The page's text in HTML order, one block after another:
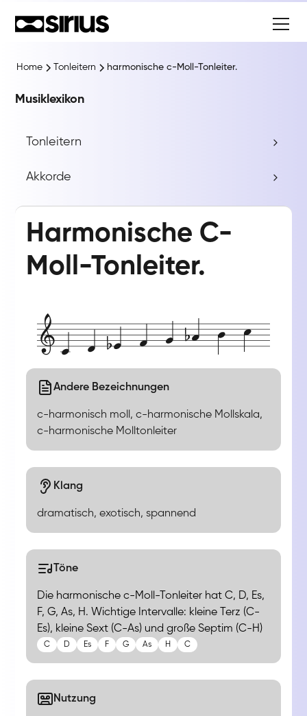
Home Tonleitern harmonische c-Moll-Tonleiter.
Musiklexikon
Tonleitern
Akkorde
Harmonische C-
Moll-Tonleiter.
Andere Bezeichnungen
c-harmonisch moll, c-harmonische Mollskala,
c-harmonische Molltonleiter
Klang
dramatisch, exotisch, spannend
Töne
Die harmonische c-Moll-Tonleiter hat C, D, Es,
F, G, As, H. Wichtige Intervalle: kleine Terz (C-
Es), kleine Sext (C-As) und große Septim (C-H)
C D Es F G As H C
Nutzung